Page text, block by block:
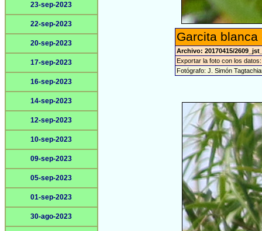
23-sep-2023
22-sep-2023
20-sep-2023
17-sep-2023
16-sep-2023
14-sep-2023
12-sep-2023
10-sep-2023
09-sep-2023
05-sep-2023
01-sep-2023
30-ago-2023
Garcita
Archivo: 20170415/
Exportar la foto con los
Fotógrafo: J. Simón